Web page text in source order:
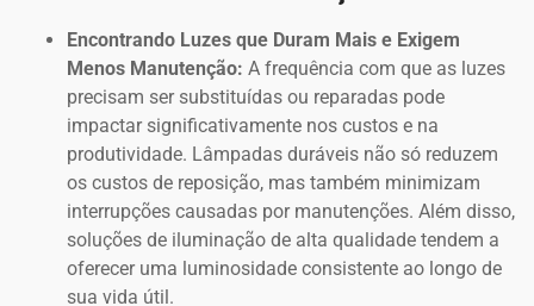
Encontrando Luzes que Duram Mais e Exigem
Menos Manutenção: A frequência com que as luzes
precisam ser substituídas ou reparadas pode
impactar significativamente nos custos e na
produtividade. Lâmpadas duráveis não só reduzem
os custos de reposição, mas também minimizam
interrupções causadas por manutenções. Além disso,
soluções de iluminação de alta qualidade tendem a
oferecer uma luminosidade consistente ao longo de
sua vida útil.